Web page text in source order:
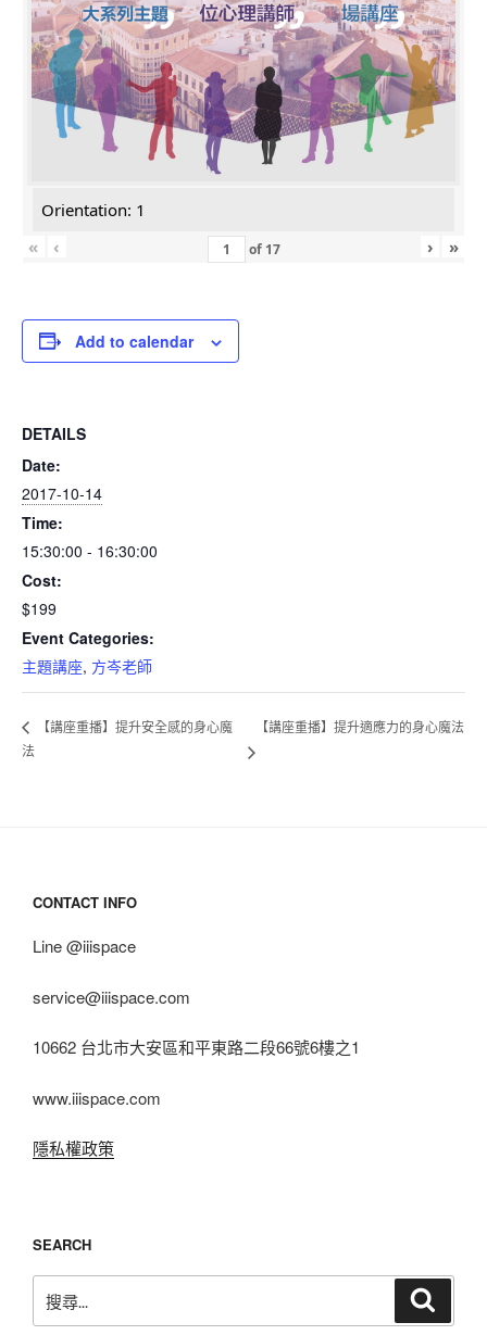
Orientation: 1
«
‹ of 17 › »
Add to calendar
DETAILS
Date:
2017-10-14
Time:
15:30:00 - 16:30:00
Cost:
$199
Event Categories:
主題講座, 方岑老師
【講座重播】提升安全感的身心魔
法
【講座重播】提升適應力的身心魔法
CONTACT INFO
Line @iiispace
service@iiispace.com
10662 台北市大安區和平東路二段66號6樓之1
www.iiispace.com
隱私權政策
SEARCH
尋